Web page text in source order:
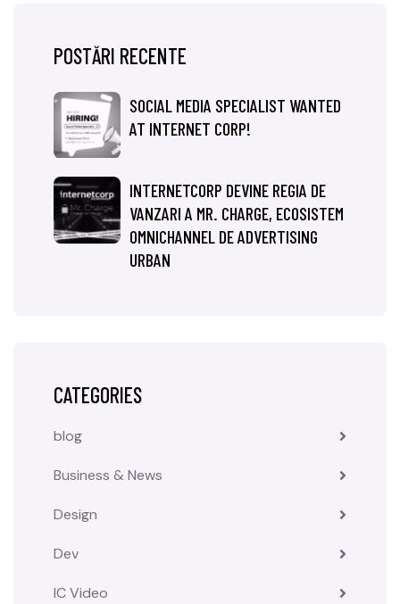
POSTĂRI RECENTE
SOCIAL MEDIA SPECIALIST WANTED
AT INTERNET CORP!
INTERNETCORP DEVINE REGIA DE
VANZARI A MR. CHARGE, ECOSISTEM
OMNICHANNEL DE ADVERTISING
URBAN
CATEGORIES
blog
Business & News
Design
Dev
IC Video